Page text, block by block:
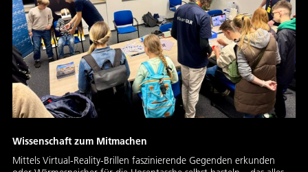
Wissenschaft zum Mitmachen
Mittels Virtual-Reality-Brillen faszinierende Gegenden erkunden